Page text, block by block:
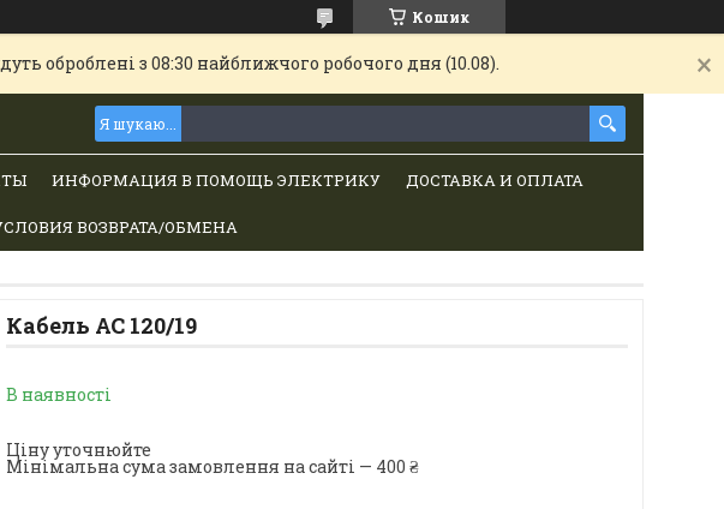
Кошик
оброблені з 08:30 найближчого робочого дня (10.08).
ИНФОРМАЦИЯ В ПОМОЩЬ ЭЛЕКТРИКУ ДОСТАВКА И ОПЛАТА
ВОЗВРАТА/ОБМЕНА
Кабель АС 120/19
В наявності
Ціну уточнюйте
Мінімальна сума замовлення на сайті — 400 ₴